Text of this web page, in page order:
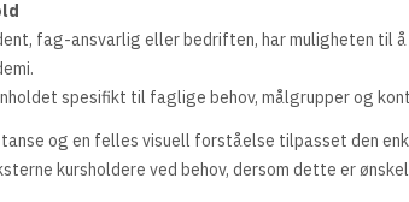
fag-ansvarlig eller bedriften, har muligheten til
spesifikt til faglige behov, målgrupper og
og en felles visuell forståelse tilpasset den
kursholdere ved behov, dersom dette er